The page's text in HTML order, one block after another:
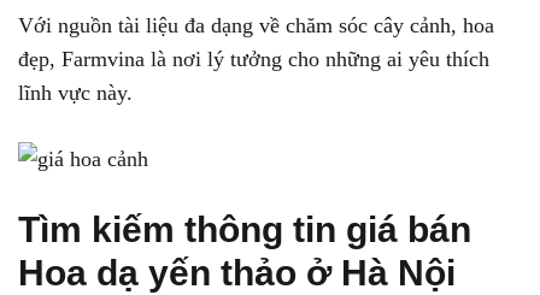
Với nguồn tài liệu đa dạng về chăm sóc cây cảnh, hoa
đẹp, Farmvina là nơi lý tưởng cho những ai yêu thích
lĩnh vực này.
Tìm kiếm thông tin giá bán
Hoa dạ yến thảo ở Hà Nội